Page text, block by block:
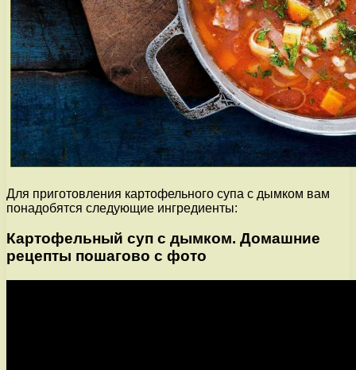
Для приготовления картофельного супа с дымком вам
понадобятся следующие ингредиенты:
Картофельный суп с дымком. Домашние
рецепты пошагово с фото